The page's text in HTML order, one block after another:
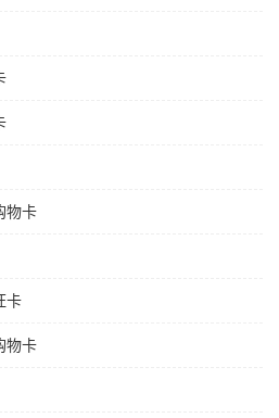
物卡
卡
物卡